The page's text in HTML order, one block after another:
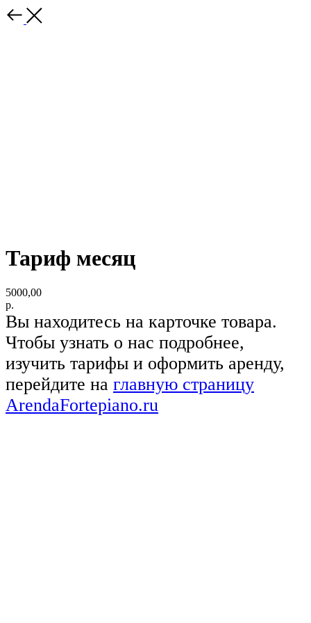
Тариф месяц
5000,00
р.
Вы находитесь на карточке товара.
Чтобы узнать о нас подробнее,
изучить тарифы и оформить аренду,
перейдите на главную страницу
ArendaFortepiano.ru